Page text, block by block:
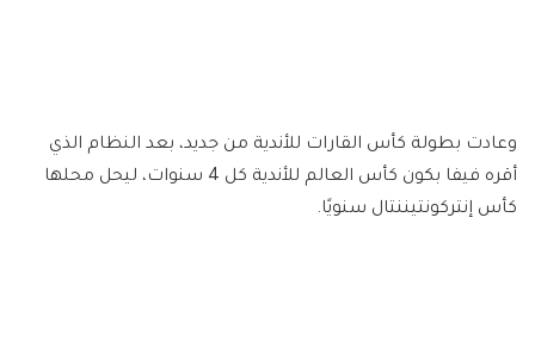
وعادت بطولة كأس القارات للأندية من جديد، بعد النظام الذي
أقره فيفا بكون كأس العالم للأندية كل 4 سنوات، ليحل محلها
كأس إنتركونتيننتال سنويًا.